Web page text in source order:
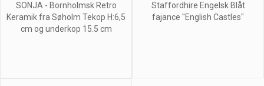
SONJA - Bornholmsk Retro
Keramik fra Søholm Tekop H:6,5
cm og underkop 15.5 cm
Staffordhire Engelsk Blåt
fajance "English Castles"